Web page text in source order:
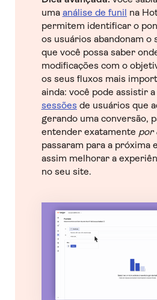
uma análise de funil na
permitem identificar o
os usuários abandonam o
que você possa saber
modificações com o
os seus fluxos mais
ainda: você pode assistir a
sessões de usuários que
gerando uma conversão,
entender exatamente por
passaram para a próxima
assim melhorar a
no seu site.